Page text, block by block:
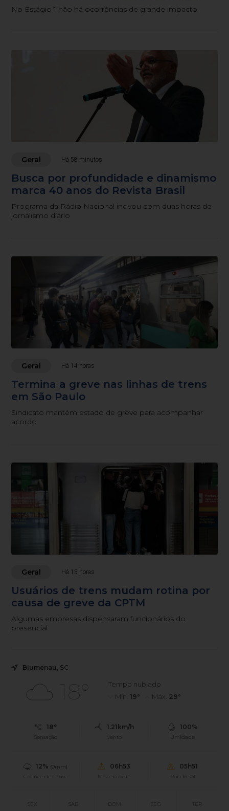
No Estágio 1 não há ocorrências de grande impacto
Geral Há 58 minutos
Busca por profundidade e dinamismo
marca 40 anos do Revista Brasil
Programa da Rádio Nacional inovou com duas horas de
jornalismo diário
Geral Há 14 horas
Termina a greve nas linhas de trens
em São Paulo
Sindicato mantém estado de greve para acompanhar
acordo
Geral Há 15 horas
Usuários de trens mudam rotina por
causa de greve da CPTM
Algumas empresas dispensaram funcionários do
presencial
Blumenau, SC
18°
Tempo nublado
Mín. 19° Máx. 29°
18°
Sensação
1.21km/h
Vento
100%
Umidade
12% (0mm)
Chance de chuva
06h53
Nascer do sol
05h51
Pôr do sol
SEX SÁB DOM SEG TER